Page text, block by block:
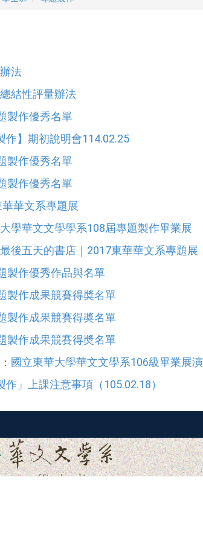
法
結性評量辦法
製作優秀名單
作】期初說明會114.02.25
製作優秀名單
製作優秀名單
華文系專題展
學華文文學學系108屆專題製作畢業展
後五天的書店｜2017東華華文系專題展
製作優秀作品與名單
製作成果競賽得奬名單
製作成果競賽得奬名單
製作成果競賽得奬名單
國立東華大學華文文學系106級畢業展演
作」上課注意事項（105.02.18）